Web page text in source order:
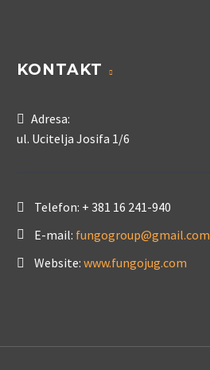
KONTAKT
Adresa:
ul. Ucitelja Josifa 1/6
Telefon: + 381 16 241-940
E-mail: fungogroup@gmail.com
Website: www.fungojug.com